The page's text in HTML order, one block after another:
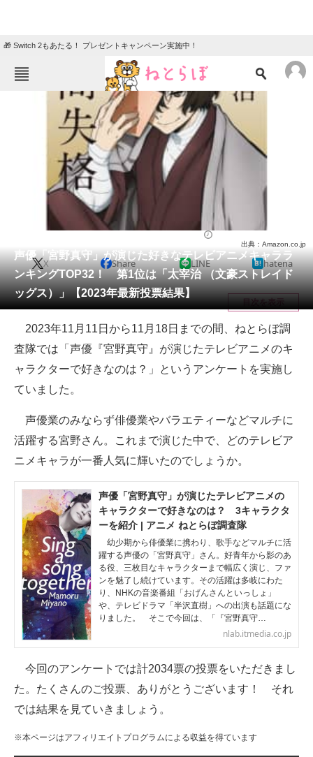
🎁 Switch 2もあたる！ プレゼントキャンペーン実施中！
ねとらぼメニュー
ニュース
クイズ
地域
会員記事
メディア
注目記事を集めた総合ページ
ITの今と未来を見通す
スマホと通信の最新トレンド
好きが集まる 比べて選べる
ビジネスと働き方のヒント
AI活用のいまが分かる
企業ITのトレンドを詳説
経営リーダーのコミュニティ
マーケ×ITの今がよく分かる
ITエンジニア向け専門サイト
企業向けIT製品の総合サイト
IT製品の技術・比較・事例
製造業のIT導入・活用を支援
モノづくり技術者専門サイト
声優「宮野真守」が演じた好きなテレビアニメキャララ
ンキングTOP32！ 第1位は「太宰治 （文豪ストレイド
ッグス）」【2023年最新投票結果】
出典：Amazon.co.jp
X Share LINE hatena
目次を表示
2023年11月11日から11月18日までの間、ねとらぼ調
査隊では「声優『宮野真守』が演じたテレビアニメのキ
ャラクターで好きなのは？」というアンケートを実施し
ていました。
声優業のみならず俳優業やバラエティーなどマルチに
活躍する宮野さん。これまで演じた中で、どのテレビア
ニメキャラが一番人気に輝いたのでしょうか。
声優「宮野真守」が演じたテレビアニメの
キャラクターで好きなのは？ 3キャラクタ
ーを紹介 | アニメ ねとらぼ調査隊
幼少期から俳優業に携わり、歌手などマルチに活
躍する声優の「宮野真守」さん。好青年から影のあ
る役、三枚目なキャラクターまで幅広く演じ、ファ
ンを魅了し続けています。その活躍は多岐にわた
り、NHKの音楽番組「おげんさんといっしょ」
や、テレビドラマ「半沢直樹」への出演も話題にな
りました。 そこで今回は、「『宮野真守…
nlab.itmedia.co.jp
今回のアンケートでは計2034票の投票をいただきまし
た。たくさんのご投票、ありがとうございます！ それ
では結果を見ていきましょう。
※本ページはアフィリエイトプログラムによる収益を得ています